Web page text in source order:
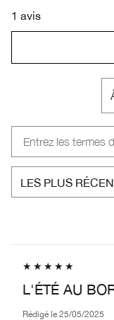
1 avis
L'ÉTÉ AU
Rédigé le 25/05/2025